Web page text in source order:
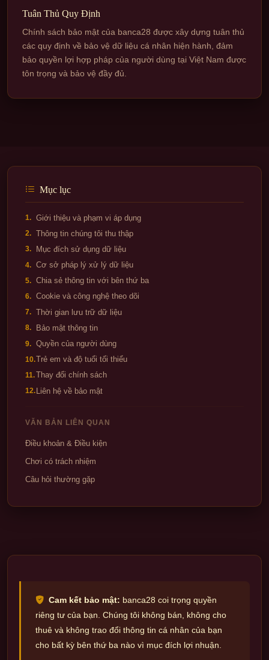
Tuân Thủ Quy Định
Chính sách bảo mật của banca28 được xây dựng tuân thủ
các quy định về bảo vệ dữ liệu cá nhân hiện hành, đảm
bảo quyền lợi hợp pháp của người dùng tại Việt Nam được
tôn trọng và bảo vệ đầy đủ.
Mục lục
1. Giới thiệu và phạm vi áp dụng
2. Thông tin chúng tôi thu thập
3. Mục đích sử dụng dữ liệu
4. Cơ sở pháp lý xử lý dữ liệu
5. Chia sẻ thông tin với bên thứ ba
6. Cookie và công nghệ theo dõi
7. Thời gian lưu trữ dữ liệu
8. Bảo mật thông tin
9. Quyền của người dùng
10.Trẻ em và độ tuổi tối thiểu
11.Thay đổi chính sách
12.Liên hệ về bảo mật
VĂN BẢN LIÊN QUAN
Điều khoản & Điều kiện
Chơi có trách nhiệm
Câu hỏi thường gặp
Cam kết bảo mật: banca28 coi trọng quyền
riêng tư của bạn. Chúng tôi không bán, không cho
thuê và không trao đổi thông tin cá nhân của bạn
cho bất kỳ bên thứ ba nào vì mục đích lợi nhuận.